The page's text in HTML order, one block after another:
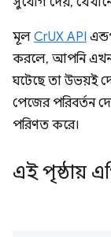
মূল CrUX API
করলে, আপনি এখন
ঘটেছে তা উভয়ই
পেজের পরিবর্তন
পরিণত করে।
এই পৃষ্ঠায়